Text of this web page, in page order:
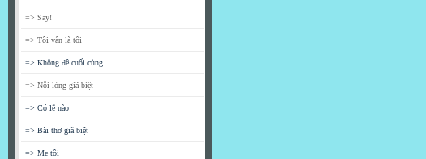
=> Say!
=> Tôi vẫn là tôi
=> Không đề cuối cùng
=> Nỗi lòng giã biệt
=> Có lẽ nào
=> Bài thơ giã biệt
=> Mẹ tôi